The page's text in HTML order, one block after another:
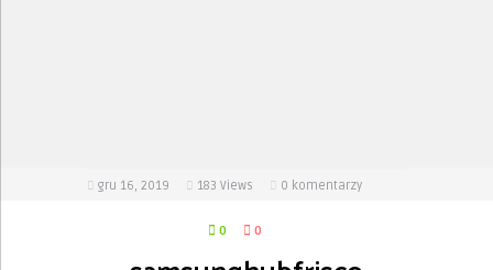
gru 16, 2019 183 Views 0 komentarzy
0 0